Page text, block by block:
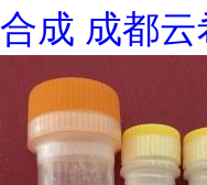
合成 成都云